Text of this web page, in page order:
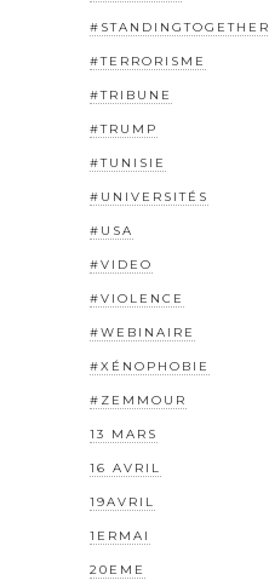
#STANDINGTOGETHER
#TERRORISME
#TRIBUNE
#TRUMP
#TUNISIE
#UNIVERSITÉS
#USA
#VIDEO
#VIOLENCE
#WEBINAIRE
#XÉNOPHOBIE
#ZEMMOUR
13 MARS
16 AVRIL
19AVRIL
1ERMAI
20EME